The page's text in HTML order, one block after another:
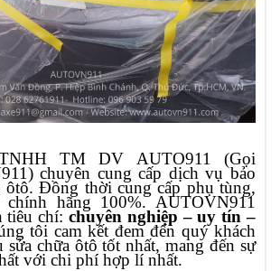
TM DV AUTO911
(Gọi
chuyên cung cấp dịch vụ bảo
ôtô. Đồng thời cung cấp phụ tùng,
hãng 100%. AUTOVN911
tiêu chí: chuyên nghiệp – uy tín –
tôi cam kết đem đến quý khách
chữa ôtô tốt nhất, mang đến sự
với chi phí hợp lí nhất.